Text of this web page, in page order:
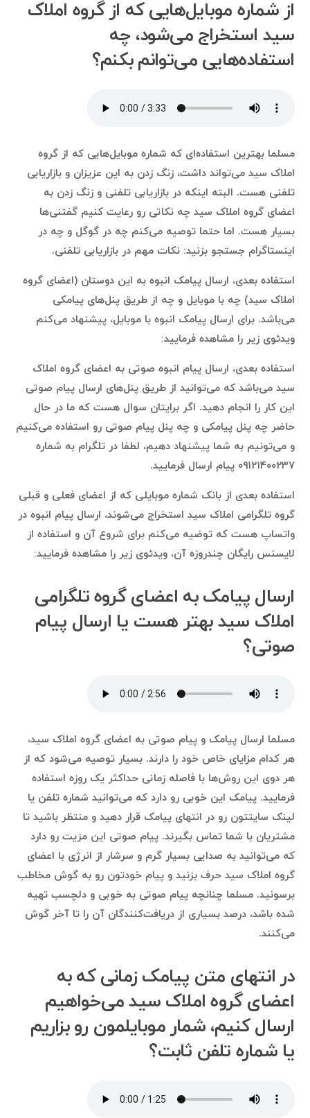
از شماره موبایل‌هایی که از گروه املاک
سید استخراج می‌شود، چه
استفاده‌هایی می‌توانم بکنم؟
مسلما بهترین استفاده‌ای که شماره موبایل‌هایی که از گروه
املاک سید می‌تواند داشت، زنگ زدن به این عزیزان و بازاریابی
تلفنی هست. البته اینکه در بازاریابی تلفنی و زنگ زدن به
اعضای گروه املاک سید چه نکاتی رو رعایت کنیم گفتنی‌ها
بسیار هست. اما حتما توصیه می‌کنم چه در گوگل و چه در
اینستاگرام جستجو بزنید: نکات مهم در بازاریابی تلفنی.
استفاده بعدی، ارسال پیامک انبوه به این دوستان (اعضای گروه
املاک سید) چه با موبایل و چه از طریق پنل‌های پیامکی
می‌باشد. برای ارسال پیامک انبوه با موبایل، پیشنهاد می‌کنم
ویدئوی زیر را مشاهده فرمایید:
استفاده بعدی، ارسال پیام انبوه صوتی به اعضای گروه املاک
سید می‌باشد که می‌توانید از طریق پنل‌های ارسال پیام صوتی
این کار را انجام دهید. اگر برایتان سوال هست که ما در حال
حاضر چه پنل پیامکی و چه پنل پیام صوتی رو استفاده می‌کنیم
و می‌تونیم به شما پیشنهاد دهیم، لطفا در تلگرام به شماره
۰۹۱۲۱۴۰۰۲۳۷ پیام ارسال فرمایید.
استفاده بعدی از بانک شماره موبایلی که از اعضای فعلی و قبلی
گروه تلگرامی املاک سید استخراج می‌شوند، ارسال پیام انبوه در
واتساپ هست که توضیه می‌کنم برای شروع آن و استفاده از
لایسنس رایگان چندروزه آن، ویدئوی زیر را مشاهده فرمایید:
ارسال پیامک به اعضای گروه تلگرامی
املاک سید بهتر هست یا ارسال پیام
صوتی؟
مسلما ارسال پیامک و پیام صوتی به اعضای گروه املاک سید،
هر کدام مزایای خاص خود را دارند. بسیار توصیه می‌شود که از
هر دوی این روش‌ها با فاصله زمانی حداکثر یک روزه استفاده
فرمایید. پیامک این خوبی رو دارد که می‌توانید شماره تلفن یا
لینک سایتتون رو در انتهای پیامک قرار دهید و منتظر باشید تا
مشتریان با شما تماس بگیرند. پیام صوتی این مزیت رو دارد
که می‌توانید به صدایی بسیار گرم و سرشار از انرژی با اعضای
گروه املاک سید حرف بزنید و پیام خودتون رو به گوش مخاطب
برسونید. مسلما چنانچه پیام صوتی به خوبی و دلچسب تهیه
شده باشد، درصد بسیاری از دریافت‌کنندگان آن را تا آخر گوش
می‌کنند.
در انتهای متن پیامک زمانی که به
اعضای گروه املاک سید می‌خواهیم
ارسال کنیم، شمار موبایلمون رو بزاریم
یا شماره تلفن ثابت؟